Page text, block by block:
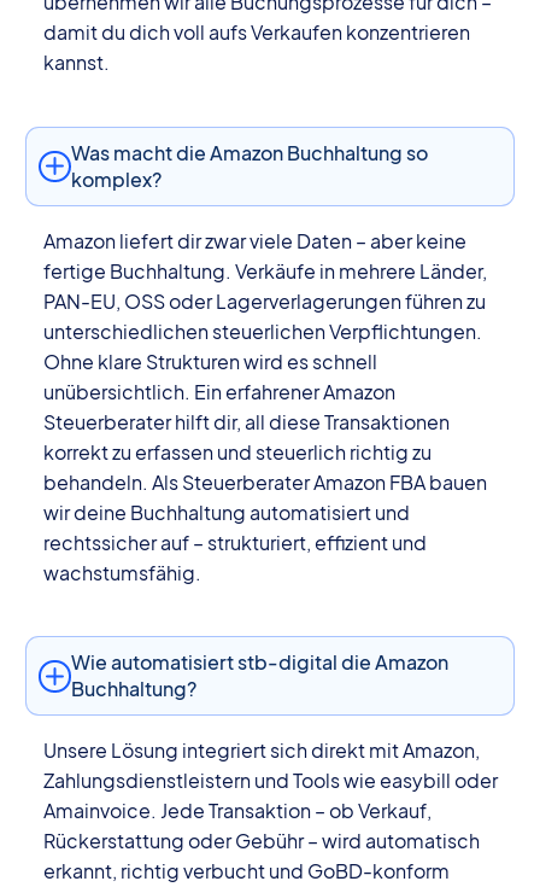
damit du dich voll aufs Verkaufen konzentrieren
kannst.
Was macht die Amazon Buchhaltung so
komplex?
Amazon liefert dir zwar viele Daten – aber keine
fertige Buchhaltung. Verkäufe in mehrere Länder,
PAN-EU, OSS oder Lagerverlagerungen führen zu
unterschiedlichen steuerlichen Verpflichtungen.
Ohne klare Strukturen wird es schnell
unübersichtlich. Ein erfahrener Amazon
Steuerberater hilft dir, all diese Transaktionen
korrekt zu erfassen und steuerlich richtig zu
behandeln. Als Steuerberater Amazon FBA bauen
wir deine Buchhaltung automatisiert und
rechtssicher auf – strukturiert, effizient und
wachstumsfähig.
Wie automatisiert stb-digital die Amazon
Buchhaltung?
Unsere Lösung integriert sich direkt mit Amazon,
Zahlungsdienstleistern und Tools wie easybill oder
Amainvoice. Jede Transaktion – ob Verkauf,
Rückerstattung oder Gebühr – wird automatisch
erkannt, richtig verbucht und GoBD-konform